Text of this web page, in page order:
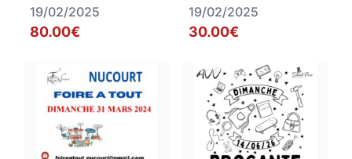
19/02/2025
80.00€
19/02/2025
30.00€